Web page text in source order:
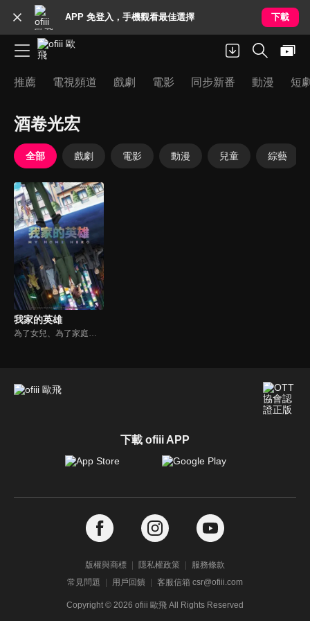
APP 免登入，手機觀看最佳選擇 下載
推薦 電視頻道 戲劇 電影 同步新番 動漫 短
酒卷光宏
全部 戲劇 電影 動漫 兒童 綜藝
我家的英雄
為了女兒、為了家庭，走上修羅之道。疼愛獨生女零花的微不足道上班族鳥栖哲雄，某天因為工作關係和開始一個人生活的零花相約見面，卻發現她臉上有被毆打的痕跡。在回家的路上，哲雄看見了像是犯人的男人，並尾隨在其後。隔天偷偷回到女兒的公寓，結果卻發生了使整個家庭的命運為之一變的事件...
下載 ofiii APP
版權與商標 隱私權政策
服務條款
常見問題
用戶回饋 客服信箱 csr@ofiii.com
Copyright © 2026 ofiii 歐飛 All Rights Reserved